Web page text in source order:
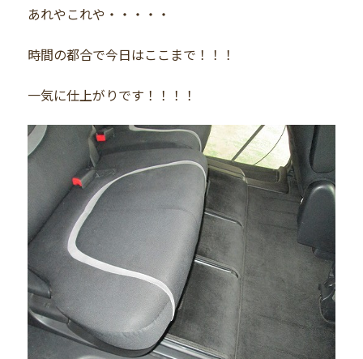
あれやこれや・・・・・
時間の都合で今日はここまで！！！
一気に仕上がりです！！！！